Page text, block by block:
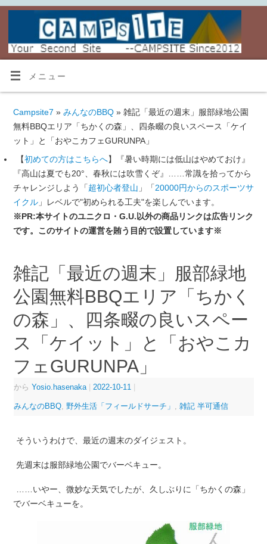
メニュー
Campsite7 » みんなのBBQ» 雑記「最近の週末」服部緑地公園
無料BBQエリア「ちかくの森」、四条畷の良いスペース「ケイ
ット」と「おやこカフェGURUNPA」
【初めての方はこちらへ】『暑い時期には低山はやめておけ』
『高山は夏でも20°、春秋には吹雪くぞ』……常識を拾ってから
チャレンジしよう「超初心者登山 」「20000円からのスポーツサ
イクル」レベルで"初められる工夫"を楽しんでいます。
※PR:本サイトのユニクロ・G.U.以外の商品リンクは広告リンク
です。このサイトの運営を賄う目的で設置しています※
雑記「最近の週末」服部緑地
公園無料BBQエリア「ちかく
の森」、四条畷の良いスペー
ス「ケイット」と「おやこカ
フェGURUNPA」
から Yosio.hasenaka 2022-10-11
みんなのBBQ, 野外生活「フィールドサーチ」 雑記 半可通信
そういうわけで、最近の週末のダイジェスト。
先週末は服部緑地公園でバーベキュー。
……いやー、微妙な天気でしたが、久しぶりに「ちかくの森」
でバーベキューを。